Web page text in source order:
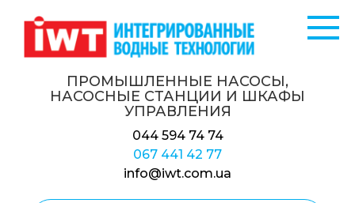
ПРОМЫШЛЕННЫЕ НАСОСЫ,
НАСОСНЫЕ СТАНЦИИ И ШКАФЫ
УПРАВЛЕНИЯ
044 594 74 74
067 441 42 77
info@iwt.com.ua